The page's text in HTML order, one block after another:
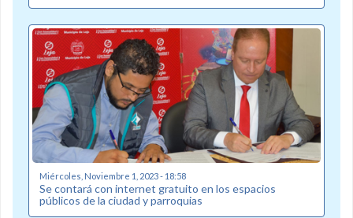
Miércoles, Noviembre 1, 2023 - 18:58
Se contará con internet gratuito en los espacios
públicos de la ciudad y parroquias